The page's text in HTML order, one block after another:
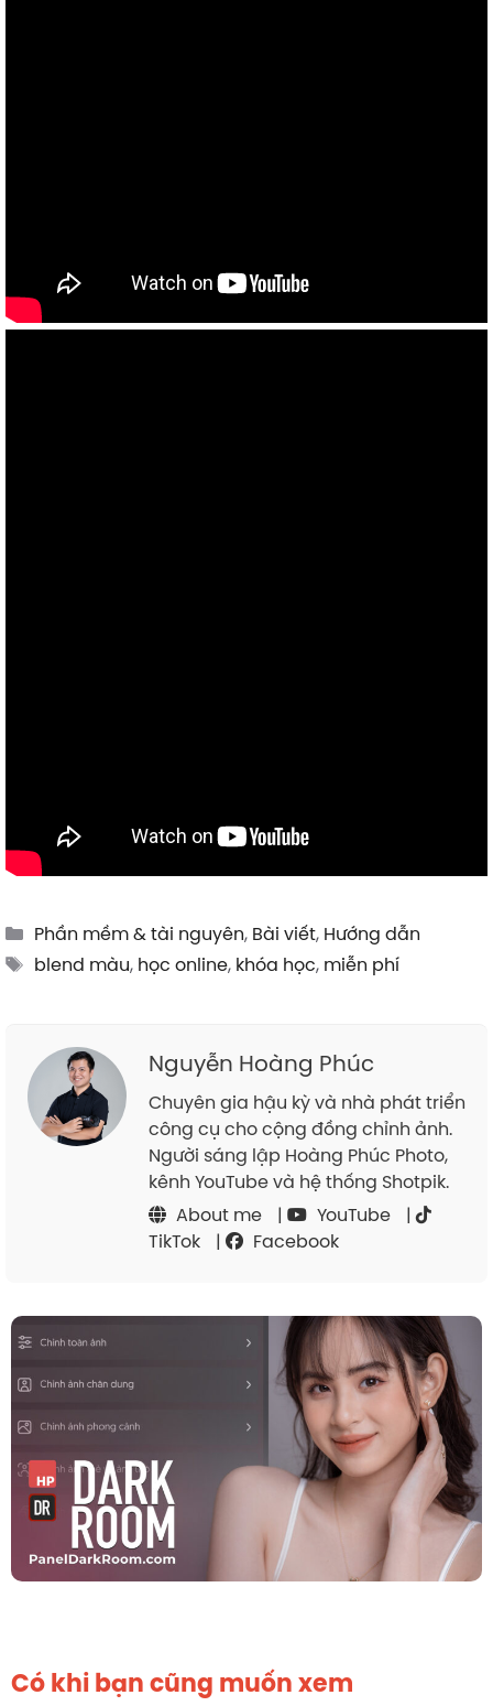
Categories
Phần mềm & tài nguyên, Bài viết, Hướng dẫn
Tags
blend màu, học online, khóa học, miễn phí
Nguyễn Hoàng Phúc
Chuyên gia hậu kỳ và nhà phát triển
công cụ cho cộng đồng chỉnh ảnh.
Người sáng lập Hoàng Phúc Photo,
kênh YouTube và hệ thống Shotpik.
About me
| YouTube
|
TikTok
| Facebook
Có khi bạn cũng muốn xem